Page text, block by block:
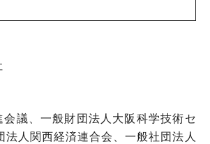
会議、一般財団法人大阪科学技術セ
法人関西経済連合会、一般社団法人